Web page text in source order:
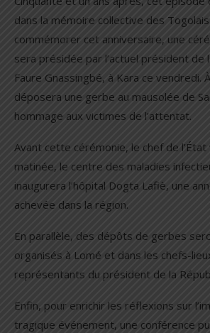
dans la mémoire collective des
commémorer cet anniversaire, une
sera présidée par l’actuel président de
Faure Gnassingbé, à Kara ce vendredi.
déposera une gerbe au mausolée de
hommage aux victimes de l’attentat.
Avant cette cérémonie, le chef de
matinée, le centre des maladies
inaugurera l’hôpital Dogta Lafiè, une
achevée dans la région.
En parallèle, des dépôts de gerbes
organisés à Lomé et dans les chefs-
représentants du président de la
Enfin, pour enrichir les réflexions sur
tragique événement, une conférence